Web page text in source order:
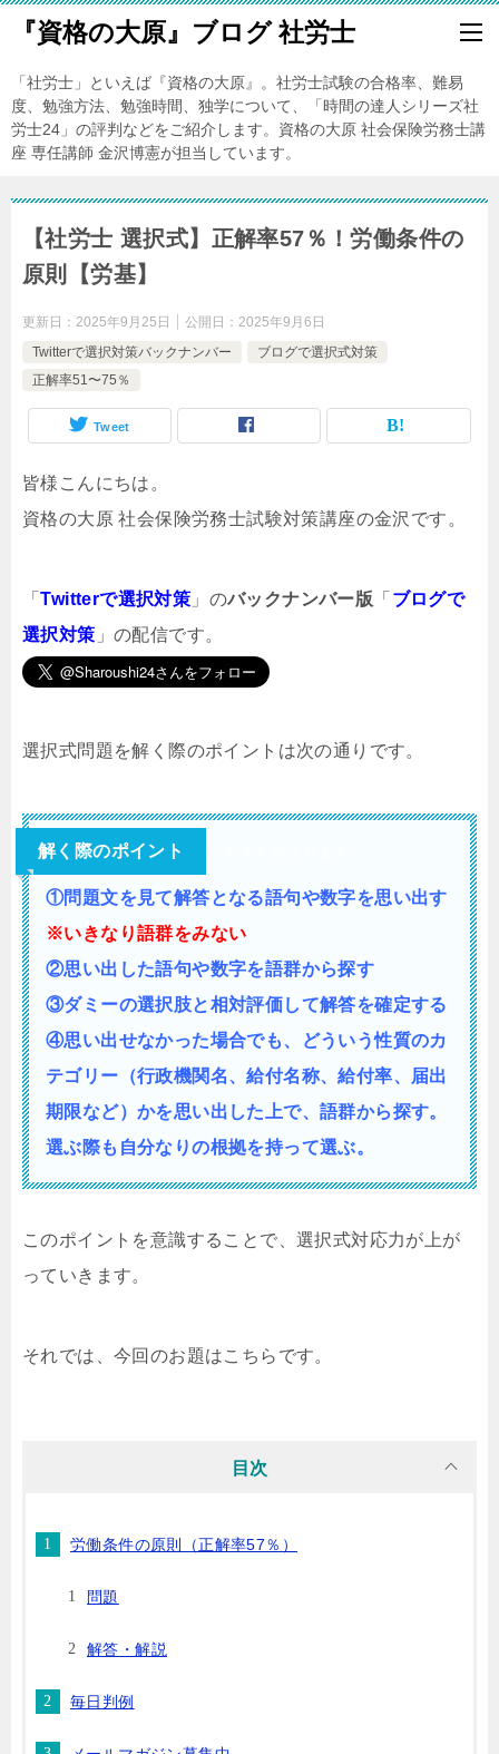
『資格の大原』ブログ 社労士
「社労士」といえば『資格の大原』。社労士試験の合格率、難易
度、勉強方法、勉強時間、独学について、「時間の達人シリーズ社
労士24」の評判などをご紹介します。資格の大原 社会保険労務士講
座 専任講師 金沢博憲が担当しています。
【社労士 選択式】正解率57％！労働条件の
原則【労基】
更新日： 2025年9月25日 公開日： 2025年9月6日
Twitterで選択対策バックナンバー
ブログで選択式対策
正解率51〜75％
Tweet
皆様こんにちは。
資格の大原 社会保険労務士試験対策講座の金沢です。
「Twitterで選択対策 」のバックナンバー版 「 ブログで
選択対策 」の配信です。
選択式問題を解く際のポイントは次の通りです。
解く際のポイント
①問題文を見て解答となる語句や数字を思い出す
※いきなり語群をみない
②思い出した語句や数字を語群から探す
③ダミーの選択肢と相対評価して解答を確定する
④思い出せなかった場合でも、どういう性質のカ
テゴリー（行政機関名、給付名称、給付率、届出
期限など）かを思い出した上で、語群から探す。
選ぶ際も自分なりの根拠を持って選ぶ。
このポイントを意識することで、選択式対応力が上が
っていきます。
それでは、今回のお題はこちらです。
目次
労働条件の原則（正解率57％）
問題
解答・解説
毎日判例